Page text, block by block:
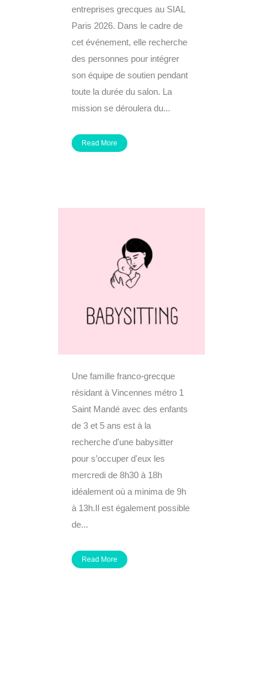
entreprises grecques au SIAL
Paris 2026. Dans le cadre de
cet événement, elle recherche
des personnes pour intégrer
son équipe de soutien pendant
toute la durée du salon. La
mission se déroulera du...
Read More
Une famille franco-grecque
résidant à Vincennes métro 1
Saint Mandé avec des enfants
de 3 et 5 ans est à la
recherche d'une babysitter
pour s’occuper d'eux les
mercredi de 8h30 à 18h
idéalement où a minima de 9h
à 13h.Il est également possible
de...
Read More